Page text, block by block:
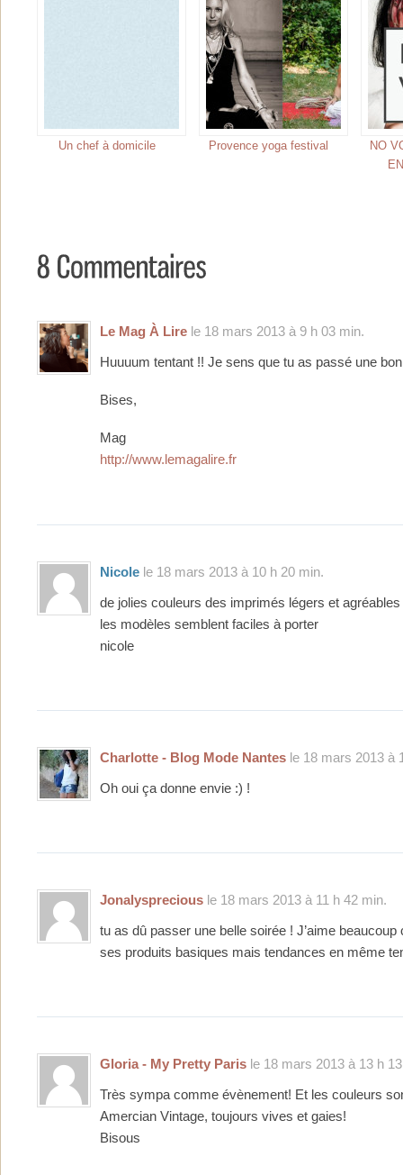
Un chef à domicile Provence yoga festival
NO
Le Mag À Lire le 18 mars 2013 à 9 h 03 min.
Huuuum tentant !! Je sens que tu as passé une
Bises,
Mag
http://www.lemagalire.fr
Nicole le 18 mars 2013 à 10 h 20 min.
de jolies couleurs des imprimés légers et
les modèles semblent faciles à porter
nicole
Charlotte - Blog Mode Nantes le 18 mars 2013 à
Oh oui ça donne envie :) !
Jonalysprecious le 18 mars 2013 à 11 h 42 min.
tu as dû passer une belle soirée ! J’aime beaucoup
ses produits basiques mais tendances en même
Gloria - My Pretty Paris le 18 mars 2013 à 13 h
Très sympa comme évènement! Et les couleurs
Amercian Vintage, toujours vives et gaies!
Bisous